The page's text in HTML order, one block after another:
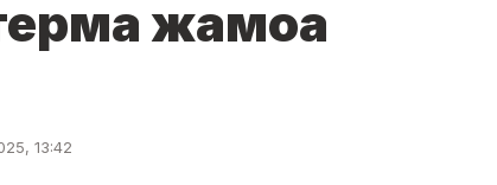
жамоа
13:42